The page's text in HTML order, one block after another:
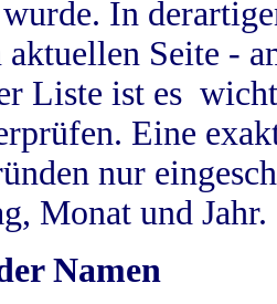
In
Seite -
Liste ist es
Eine
nur
Monat und Jahr.
Namen